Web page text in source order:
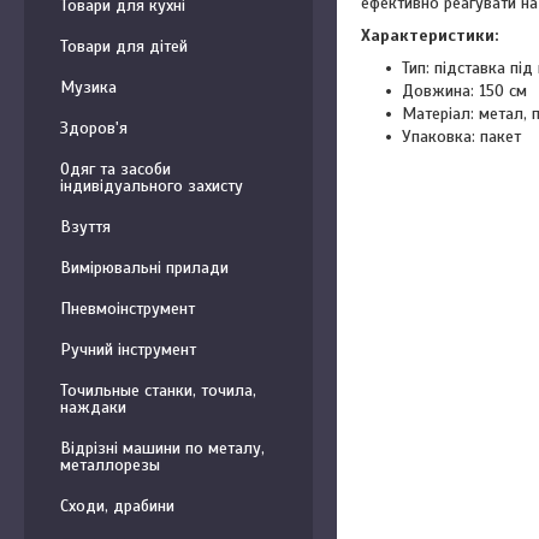
Характеристики:
Тип: підставка
Довжина: 150 см
Матеріал: метал,
Упаковка: пакет
Товари для кухні
Товари для дітей
Музика
Здоров'я
Одяг та засоби
індивідуального захисту
Взуття
Вимірювальні прилади
Пневмоінструмент
Ручний інструмент
Точильные станки, точила,
наждаки
Відрізні машини по металу,
металлорезы
Сходи, драбини